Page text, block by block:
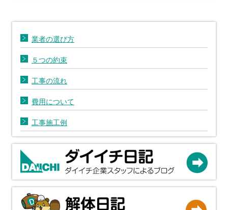
業者の選び方
５つの約束
工事の流れ
費用について
工事施工例